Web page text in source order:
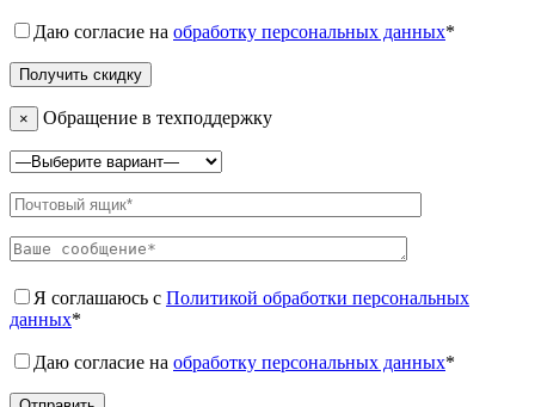
Даю согласие на обработку персональных данных*
× Обращение в техподдержку
Я соглашаюсь с Политикой обработки персональных
данных*
Даю согласие на обработку персональных данных*